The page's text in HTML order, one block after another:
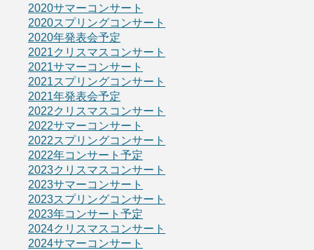
2020サマーコンサート
2020スプリングコンサート
2020年発表会予定
2021クリスマスコンサート
2021サマーコンサート
2021スプリングコンサート
2021年発表会予定
2022クリスマスコンサート
2022サマーコンサート
2022スプリングコンサート
2022年コンサート予定
2023クリスマスコンサート
2023サマーコンサート
2023スプリングコンサート
2023年コンサート予定
2024クリスマスコンサート
2024サマーコンサート